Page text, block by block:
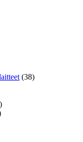
(38)